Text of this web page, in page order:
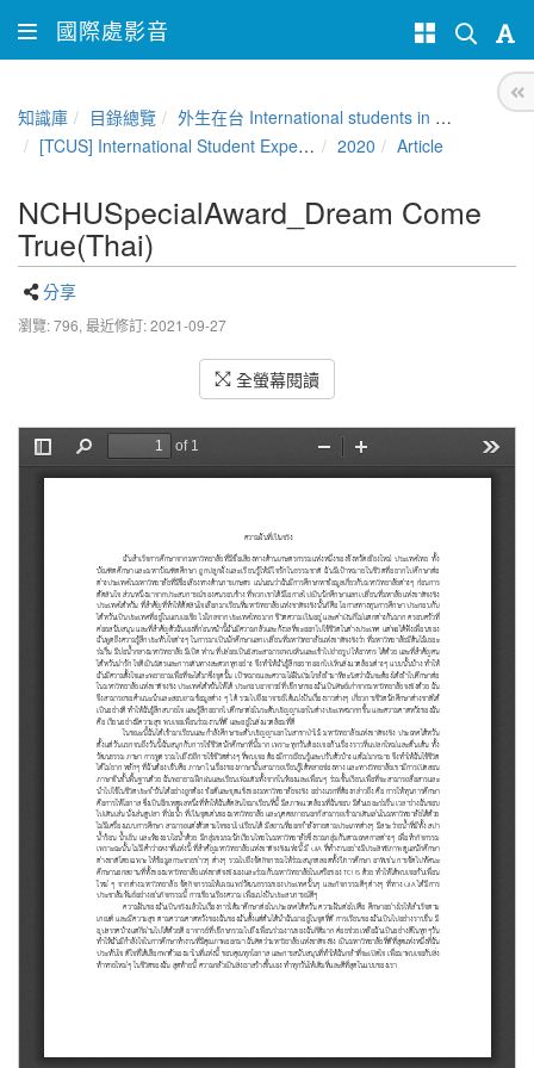
國際處影音
知識庫 目錄總覽
外生在台 International students in Taiwan
[TCUS] International Student Experience Sharing Contest
2020 Article
NCHUSpecialAward_Dream Come
True(Thai)
分享
瀏覽: 796, 最近修訂: 2021-09-27
全螢幕閱讀